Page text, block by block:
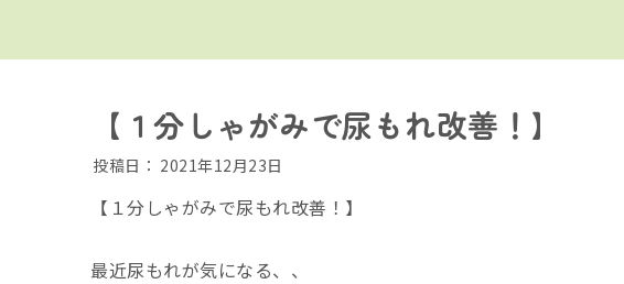
【１分しゃがみで尿もれ改善！】
投稿日： 2021年12月23日
【１分しゃがみで尿もれ改善！】
最近尿もれが気になる、、